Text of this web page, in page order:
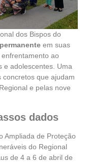
dos Bispos do
em suas
ao
e adolescentes. Uma
concretos que ajudam
e pelas nove
dados
Ampliada de Proteção
do Regional
de 4 a 6 de abril de